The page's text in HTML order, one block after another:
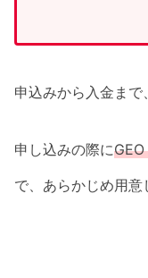
申込みから入金ま
申し込みの際に
で、あらかじめ用意